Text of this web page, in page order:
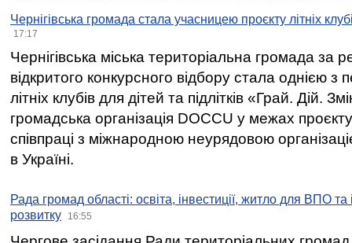
Чернігівська громада стала учасницею проєкту літніх
17:17
Чернігівська міська територіальна громада за
відкритого конкурсного відбору стала однією
літніх клубів для дітей та підлітків «Грай. Дій.
громадська організація DOCCU у межах
співпраці з міжнародною неурядовою
в Україні.
Рада громад області: освіта, інвестиції, житло для ВПО
розвитку
16:55